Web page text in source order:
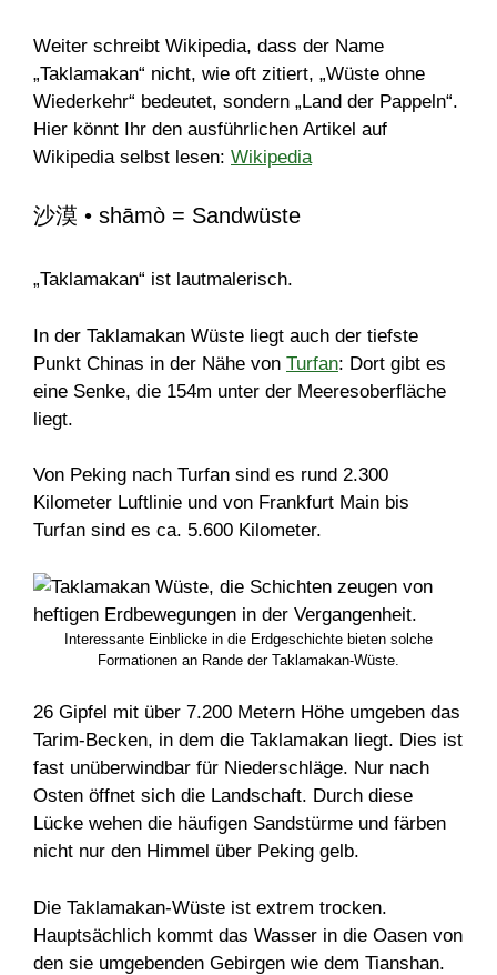
Weiter schreibt Wikipedia, dass der Name
„Taklamakan“ nicht, wie oft zitiert, „Wüste ohne
Wiederkehr“ bedeutet, sondern „Land der Pappeln“.
Hier könnt Ihr den ausführlichen Artikel auf
Wikipedia selbst lesen: Wikipedia
沙漠 • shāmò = Sandwüste
„Taklamakan“ ist lautmalerisch.
In der Taklamakan Wüste liegt auch der tiefste
Punkt Chinas in der Nähe von Turfan: Dort gibt es
eine Senke, die 154m unter der Meeresoberfläche
liegt.
Von Peking nach Turfan sind es rund 2.300
Kilometer Luftlinie und von Frankfurt Main bis
Turfan sind es ca. 5.600 Kilometer.
Interessante Einblicke in die Erdgeschichte bieten solche
Formationen an Rande der Taklamakan-Wüste.
26 Gipfel mit über 7.200 Metern Höhe umgeben das
Tarim-Becken, in dem die Taklamakan liegt. Dies ist
fast unüberwindbar für Niederschläge. Nur nach
Osten öffnet sich die Landschaft. Durch diese
Lücke wehen die häufigen Sandstürme und färben
nicht nur den Himmel über Peking gelb.
Die Taklamakan-Wüste ist extrem trocken.
Hauptsächlich kommt das Wasser in die Oasen von
den sie umgebenden Gebirgen wie dem Tianshan.